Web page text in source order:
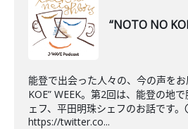
“NOTO NO
能登で出会った人々の、今の声を
KOE” WEEK。第2回は、能登の地
ェフ、平田明珠シェフのお話です。
https://twitter.co...